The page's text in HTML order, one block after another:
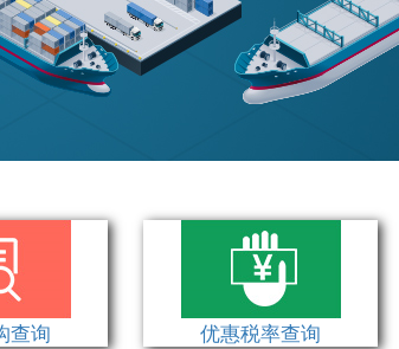
查询 优惠税率查询